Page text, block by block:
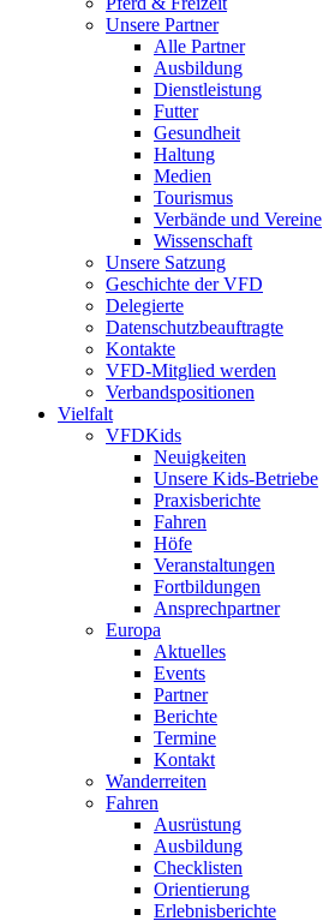
Unsere Partner
Alle Partner
Ausbildung
Dienstleistung
Futter
Gesundheit
Haltung
Medien
Tourismus
Verbände und Vereine
Wissenschaft
Unsere Satzung
Geschichte der VFD
Delegierte
Datenschutzbeauftragte
Kontakte
VFD-Mitglied werden
Verbandspositionen
Vielfalt
VFDKids
Neuigkeiten
Unsere Kids-Betriebe
Praxisberichte
Fahren
Höfe
Veranstaltungen
Fortbildungen
Ansprechpartner
Europa
Aktuelles
Events
Partner
Berichte
Termine
Kontakt
Wanderreiten
Fahren
Ausrüstung
Ausbildung
Checklisten
Orientierung
Erlebnisberichte